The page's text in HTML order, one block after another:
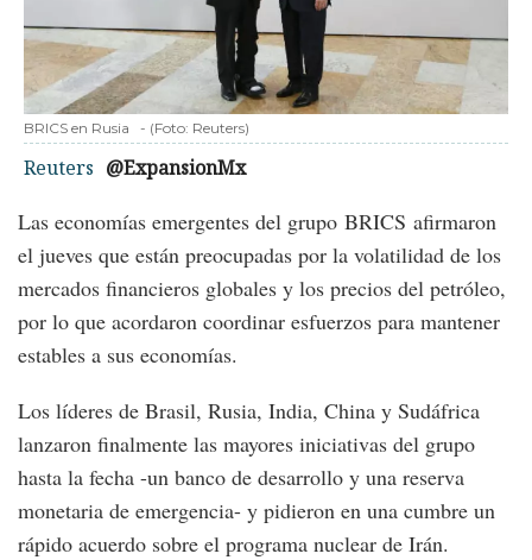
BRICS en Rusia - (Foto: Reuters)
Reuters @ExpansionMx
Las economías emergentes del grupo BRICS afirmaron
el jueves que están preocupadas por la volatilidad de los
mercados financieros globales y los precios del petróleo,
por lo que acordaron coordinar esfuerzos para mantener
estables a sus economías.
Los líderes de Brasil, Rusia, India, China y Sudáfrica
lanzaron finalmente las mayores iniciativas del grupo
hasta la fecha -un banco de desarrollo y una reserva
monetaria de emergencia- y pidieron en una cumbre un
rápido acuerdo sobre el programa nuclear de Irán.